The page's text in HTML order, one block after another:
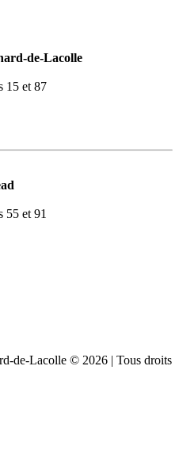
de-Lacolle
15 et 87
55 et 91
de-Lacolle © 2026 | Tous droits